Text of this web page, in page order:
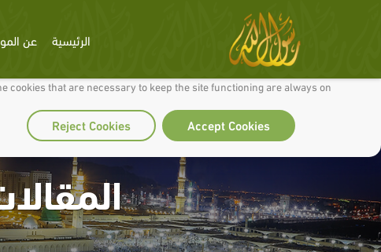
cookies to make our site work well for you and so we can continually improve it.
cookies that are necessary to keep the site functioning are always on
Accept Cookies
Reject Cookies
الرئيسية عن